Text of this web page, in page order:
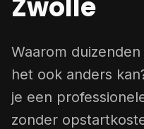
Zwolle
Waarom
het ook anders
je een
zonder